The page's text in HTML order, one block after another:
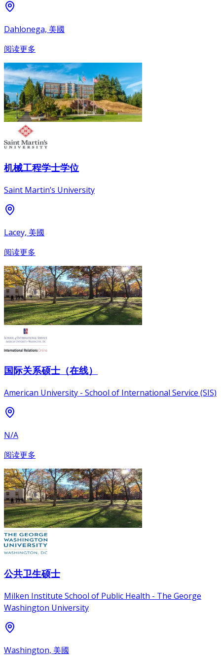
Dahlonega, 美國
阅读更多
机械工程学士学位
Saint Martin’s University
Lacey, 美國
阅读更多
国际关系硕士（在线）
American University - School of International Service (SIS)
N/A
阅读更多
公共卫生硕士
Milken Institute School of Public Health - The George
Washington University
Washington, 美國